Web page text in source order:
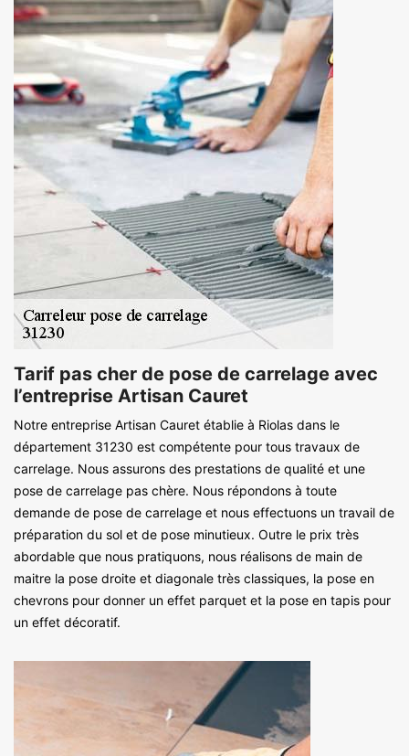
Tarif pas cher de pose de carrelage avec
l’entreprise Artisan Cauret
Notre entreprise Artisan Cauret établie à Riolas dans le
département 31230 est compétente pour tous travaux de
carrelage. Nous assurons des prestations de qualité et une
pose de carrelage pas chère. Nous répondons à toute
demande de pose de carrelage et nous effectuons un travail de
préparation du sol et de pose minutieux. Outre le prix très
abordable que nous pratiquons, nous réalisons de main de
maitre la pose droite et diagonale très classiques, la pose en
chevrons pour donner un effet parquet et la pose en tapis pour
un effet décoratif.